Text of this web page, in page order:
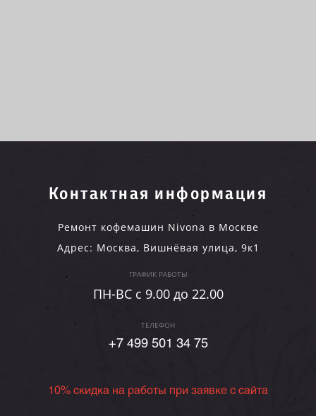
Контактная информация
Ремонт кофемашин Nivona в Москве
Адрес: Москва, Вишнёвая улица, 9к1
ГРАФИК РАБОТЫ
ПН-ВC c 9.00 до 22.00
ТЕЛЕФОН
+7 499 501 34 75
10% скидка на работы при заявке с сайта